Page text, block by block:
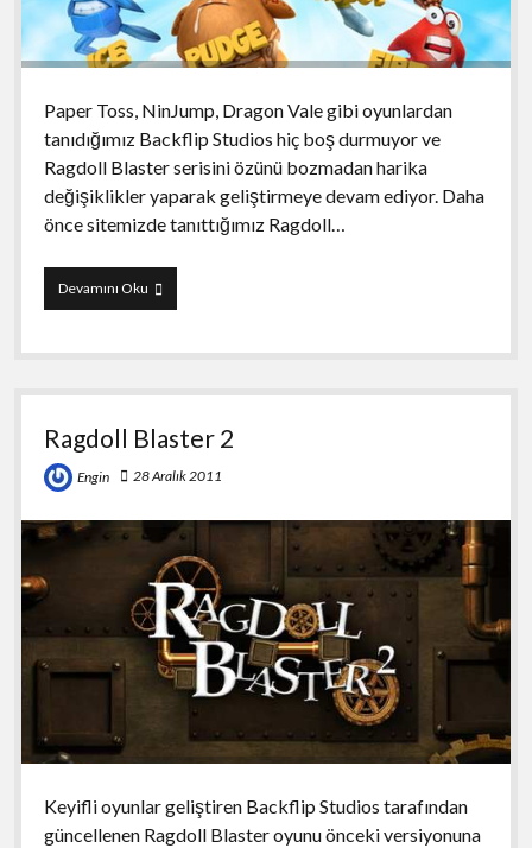
Paper Toss, NinJump, Dragon Vale gibi oyunlardan
tanıdığımız Backflip Studios hiç boş durmuyor ve
Ragdoll Blaster serisini özünü bozmadan harika
değişiklikler yaparak geliştirmeye devam ediyor. Daha
önce sitemizde tanıttığımız Ragdoll…
Devamını OkuRagdoll
Blaster
Ragdoll Blaster 2
Engin 28 Aralık 2011
Keyifli oyunlar geliştiren Backflip Studios tarafından
güncellenen Ragdoll Blaster oyunu önceki versiyonuna